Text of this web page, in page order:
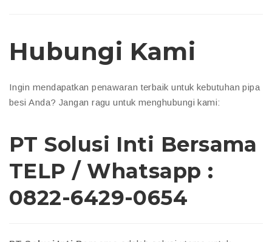
Hubungi Kami
Ingin mendapatkan penawaran terbaik untuk kebutuhan pipa
besi Anda? Jangan ragu untuk menghubungi kami:
PT Solusi Inti Bersama
TELP / Whatsapp :
0822-6429-0654